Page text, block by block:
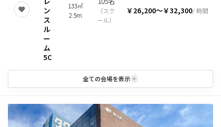
ン
ス
ル
ー
ム
5C
133㎡
2.5m
（スク
ール）
￥26,200〜￥32,300/ 時間
全ての会場を表示